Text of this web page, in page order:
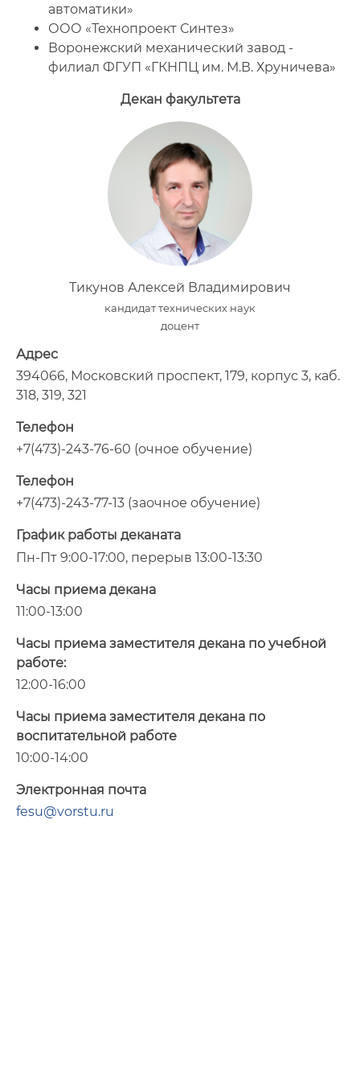
Декан факультета
Тикунов Алексей Владимирович
кандидат технических наук
доцент
Адрес
394066, Московский проспект, 179, корпус 3, каб.
318, 319, 321
Телефон
+7(473)-243-76-60 (очное обучение)
Телефон
+7(473)-243-77-13 (заочное обучение)
График работы деканата
Пн-Пт 9:00-17:00, перерыв 13:00-13:30
Часы приема декана
11:00-13:00
Часы приема заместителя декана по учебной
работе:
12:00-16:00
Часы приема заместителя декана по
воспитательной работе
10:00-14:00
Электронная почта
fesu@vorstu.ru
автоматики»
ООО «Технопроект Синтез»
Воронежский механический завод -
филиал ФГУП «ГКНПЦ им. М.В. Хруничева»